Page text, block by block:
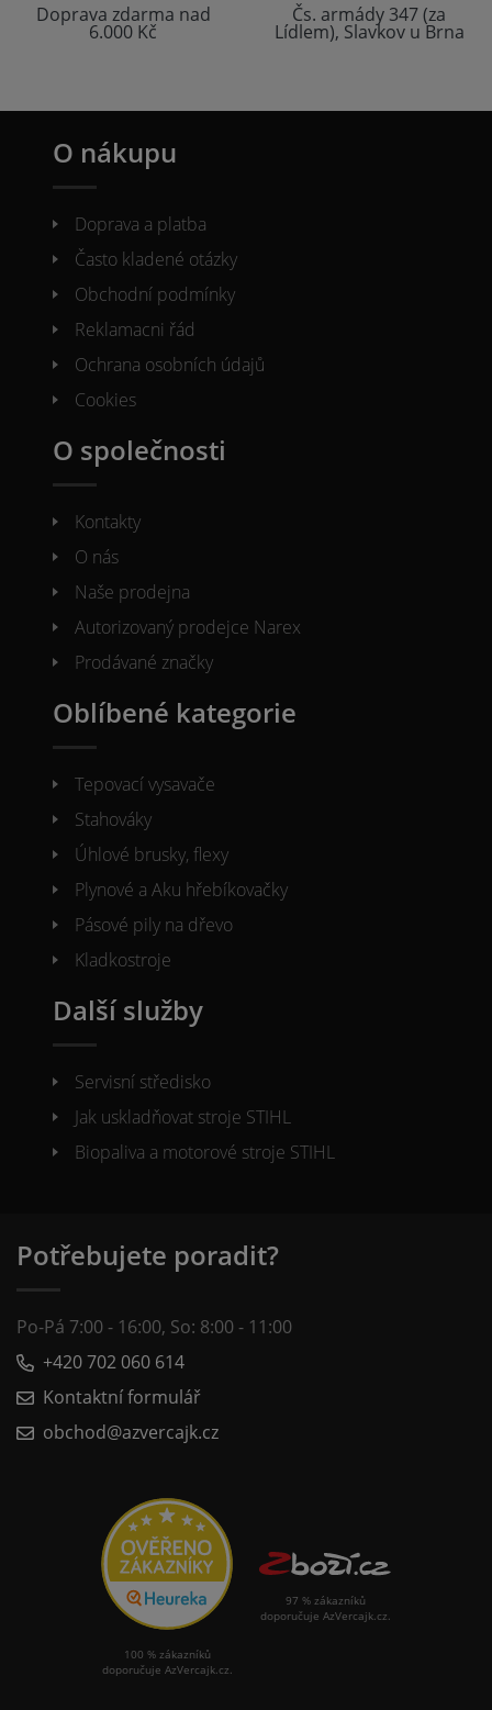
Doprava zdarma nad
6.000 Kč
Čs. armády 347 (za
Lídlem), Slavkov u Brna
O nákupu
Doprava a platba
Často kladené otázky
Obchodní podmínky
Reklamacni řád
Ochrana osobních údajů
Cookies
O společnosti
Kontakty
O nás
Naše prodejna
Autorizovaný prodejce Narex
Prodávané značky
Oblíbené kategorie
Tepovací vysavače
Stahováky
Úhlové brusky, flexy
Plynové a Aku hřebíkovačky
Pásové pily na dřevo
Kladkostroje
Další služby
Servisní středisko
Jak uskladňovat stroje STIHL
Biopaliva a motorové stroje STIHL
Potřebujete poradit?
Po-Pá 7:00 - 16:00, So: 8:00 - 11:00
+420 702 060 614
Kontaktní formulář
obchod@azvercajk.cz
100 % zákazníků
doporučuje AzVercajk.cz.
97 % zákazníků
doporučuje AzVercajk.cz.